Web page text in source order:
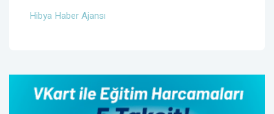
Hibya Haber Ajansı